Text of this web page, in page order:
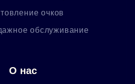
очков
обслуживание
О нас